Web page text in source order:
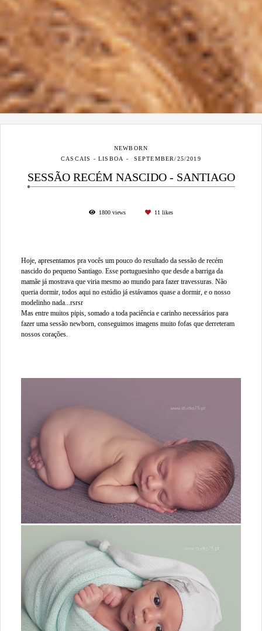
NEWBORN
CASCAIS - LISBOA
SEPTEMBER/25/2019
SESSÃO RECÉM NASCIDO - SANTIAGO
1800 views 11 likes
Hoje, apresentamos pra vocês um pouco do resultado da sessão de recém
nascido do pequeno Santiago. Esse portuguesinho que desde a barriga da
mamãe já mostrava que viria mesmo ao mundo para fazer travessuras. Não
queria dormir, todos aqui no estúdio já estávamos quase a dormir, e o nosso
modelinho nada...rsrsr
Mas entre muitos pipis, somado a toda paciência e carinho necessários para
fazer uma sessão newborn, conseguimos imagens muito fofas que derreteram
nossos corações.